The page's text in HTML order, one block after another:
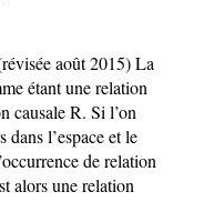
août 2015) La
étant une relation
causale R. Si l’on
dans l’espace et le
de relation
alors une relation